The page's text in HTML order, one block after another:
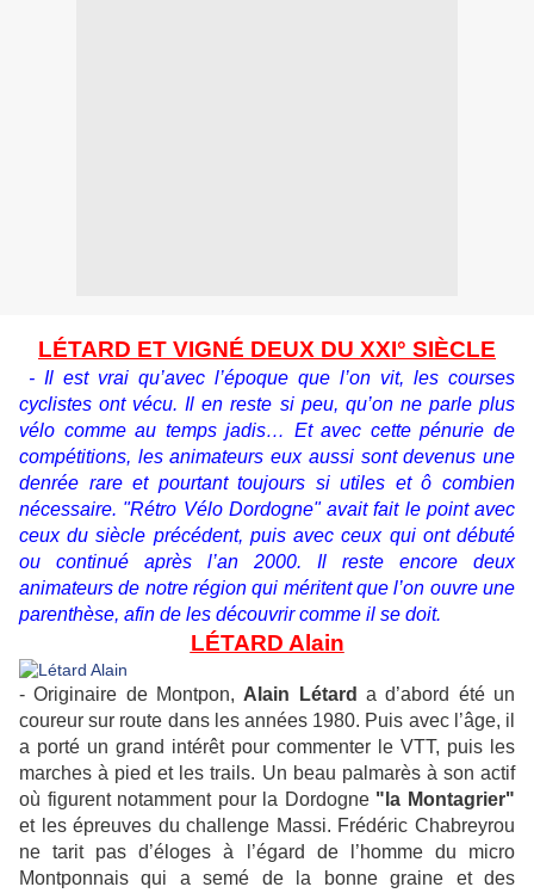
LÉTARD ET VIGNÉ DEUX DU XXI° SIÈCLE
- Il est vrai qu’avec l’époque que l’on vit, les courses
cyclistes ont vécu. Il en reste si peu, qu’on ne parle plus
vélo comme au temps jadis… Et avec cette pénurie de
compétitions, les animateurs eux aussi sont devenus une
denrée rare et pourtant toujours si utiles et ô combien
nécessaire. "Rétro Vélo Dordogne"avait fait le point avec
ceux du siècle précédent, puis avec ceux qui ont débuté
ou continué après l’an 2000. Il reste encore deux
animateurs de notre région qui méritent que l’on ouvre une
parenthèse, afin de les découvrir comme il se doit.
LÉTARD Alain
- Originaire de Montpon, Alain Létard a d’abord été un
coureur sur route dans les années 1980. Puis avec l’âge, il
a porté un grand intérêt pour commenter le VTT, puis les
marches à pied et les trails. Un beau palmarès à son actif
où figurent notamment pour la Dordogne " la Montagrier"
et les épreuves du challenge Massi. Frédéric Chabreyrou
ne tarit pas d’éloges à l’égard de l’homme du micro
Montponnais qui a semé de la bonne graine et des